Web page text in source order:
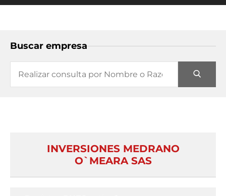
Buscar empresa
INVERSIONES MEDRANO
O`MEARA SAS